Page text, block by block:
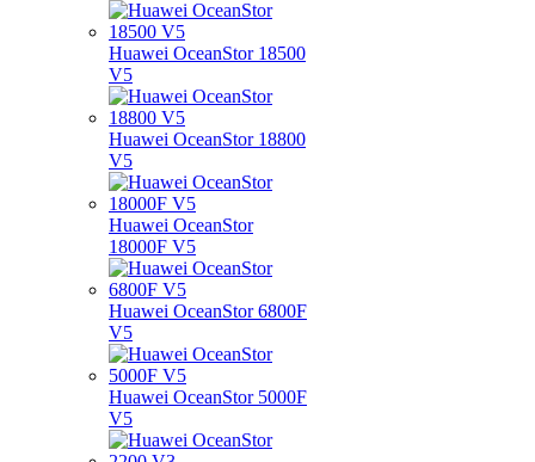
Huawei OceanStor 18500
V5
Huawei OceanStor 18800
V5
Huawei OceanStor
18000F V5
Huawei OceanStor 6800F
V5
Huawei OceanStor 5000F
V5